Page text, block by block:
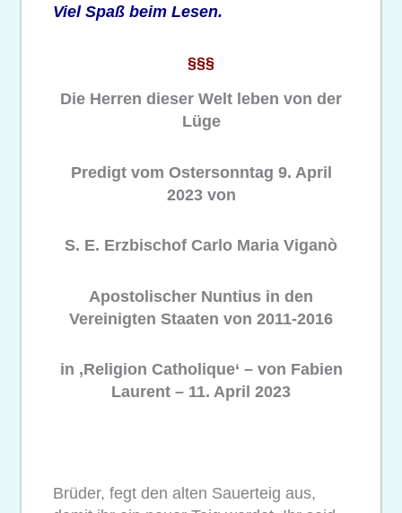
Viel Spaß beim Lesen.
§§§
Die Herren dieser Welt leben von der
Lüge
Predigt vom Ostersonntag 9. April
2023 von
S. E. Erzbischof Carlo Maria Viganò
Apostolischer Nuntius in den
Vereinigten Staaten von 2011-2016
in ‚Religion Catholique‘ – von Fabien
Laurent – 11. April 2023
Brüder, fegt den alten Sauerteig aus,